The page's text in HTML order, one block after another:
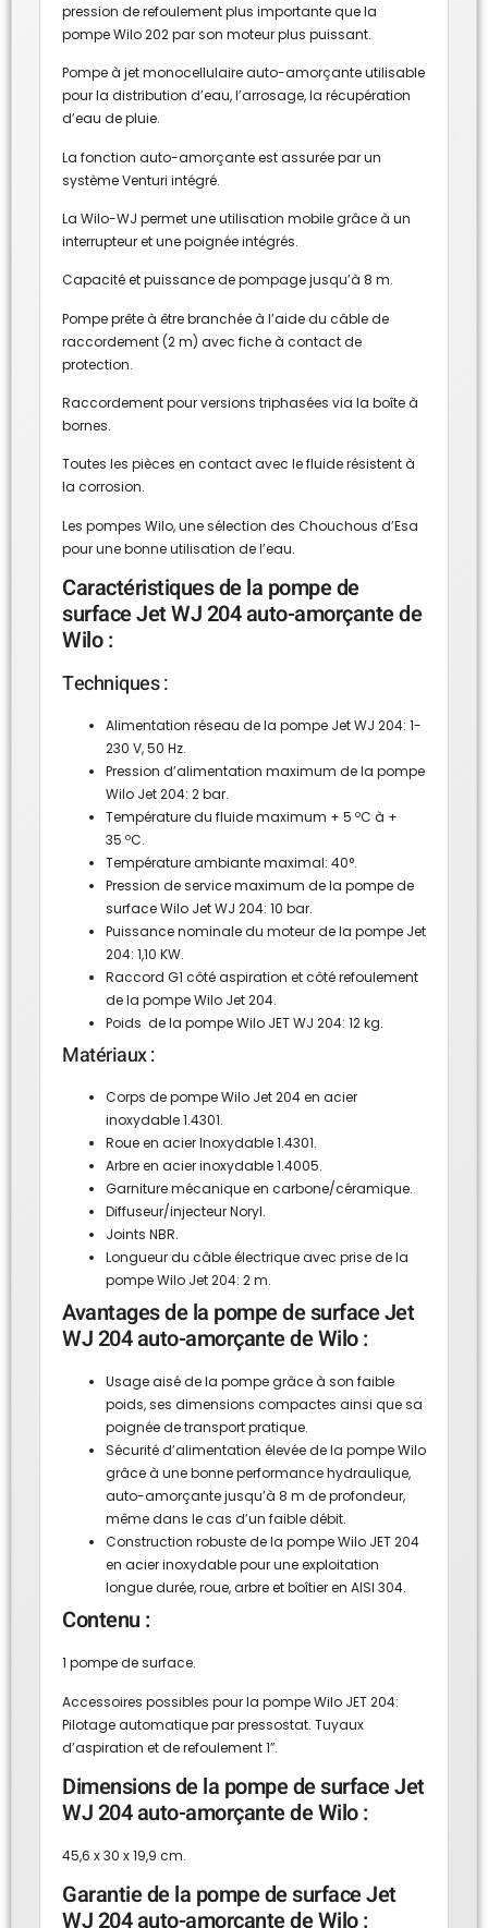
pression de refoulement plus importante que la
pompe Wilo 202 par son moteur plus puissant.
Pompe à jet monocellulaire auto-amorçante utilisable
pour la distribution d’eau, l’arrosage, la récupération
d’eau de pluie.
La fonction auto-amorçante est assurée par un
système Venturi intégré.
La Wilo-WJ permet une utilisation mobile grâce à un
interrupteur et une poignée intégrés.
Capacité et puissance de pompage jusqu’à 8 m.
Pompe prête à être branchée à l’aide du câble de
raccordement (2 m) avec fiche à contact de
protection.
Raccordement pour versions triphasées via la boîte à
bornes.
Toutes les pièces en contact avec le fluide résistent à
la corrosion.
Les pompes Wilo, une sélection des Chouchous d’Esa
pour une bonne utilisation de l’eau.
Caractéristiques de la pompe de
surface Jet WJ 204 auto-amorçante de
Wilo :
Techniques :
Alimentation réseau de la pompe Jet WJ 204: 1-
230 V, 50 Hz.
Pression d’alimentation maximum de la pompe
Wilo Jet 204: 2 bar.
Température du fluide maximum + 5 ºC à +
35 ºC.
Température ambiante maximal: 40°.
Pression de service maximum de la pompe de
surface Wilo Jet WJ 204: 10 bar.
Puissance nominale du moteur de la pompe Jet
204: 1,10 KW.
Raccord G1 côté aspiration et côté refoulement
de la pompe Wilo Jet 204.
Poids de la pompe Wilo JET WJ 204: 12 kg.
Matériaux :
Corps de pompe Wilo Jet 204 en acier
inoxydable 1.4301.
Roue en acier Inoxydable 1.4301.
Arbre en acier inoxydable 1.4005.
Garniture mécanique en carbone/céramique.
Diffuseur/injecteur Noryl.
Joints NBR.
Longueur du câble électrique avec prise de la
pompe Wilo Jet 204: 2 m.
Avantages de la pompe de surface Jet
WJ 204 auto-amorçante de Wilo :
Usage aisé de la pompe grâce à son faible
poids, ses dimensions compactes ainsi que sa
poignée de transport pratique.
Sécurité d’alimentation élevée de la pompe Wilo
grâce à une bonne performance hydraulique,
auto-amorçante jusqu’à 8 m de profondeur,
même dans le cas d’un faible débit.
Construction robuste de la pompe Wilo JET 204
en acier inoxydable pour une exploitation
longue durée, roue, arbre et boîtier en AISI 304.
Contenu :
1 pompe de surface.
Accessoires possibles pour la pompe Wilo JET 204:
Pilotage automatique par pressostat. Tuyaux
d’aspiration et de refoulement 1″.
Dimensions de la pompe de surface Jet
WJ 204 auto-amorçante de Wilo :
45,6 x 30 x 19,9 cm.
Garantie de la pompe de surface Jet
WJ 204 auto-amorçante de Wilo :